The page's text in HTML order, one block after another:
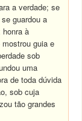
a verdade; se
guardou a
à
guia e
sob
uma
de toda dúvida
sob cuja
tão grandes